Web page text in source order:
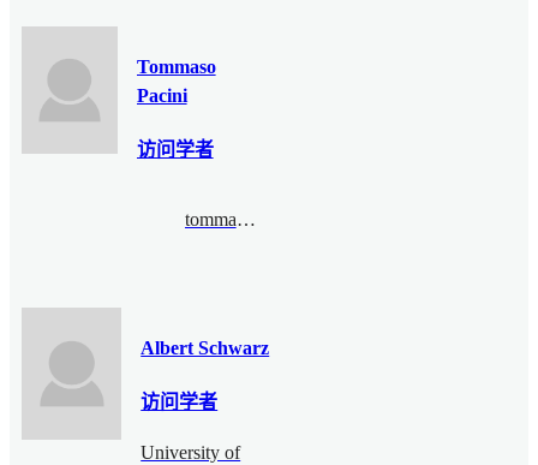
Tommaso
Pacini
访问学者
tommaso.pacini@unito.it
Albert Schwarz
访问学者
University of